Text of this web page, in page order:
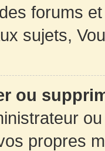
forums
sujets,
ou
propres